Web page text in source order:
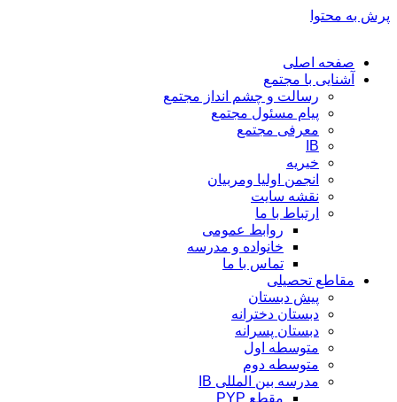
پرش به محتوا
صفحه اصلی
آشنایی با مجتمع
رسالت و چشم انداز مجتمع
پیام مسئول مجتمع
معرفی مجتمع
IB
خیریه
انجمن اولیا ومربیان
نقشه سایت
ارتباط با ما
روابط عمومی
خانواده و مدرسه
تماس با ما
مقاطع تحصیلی
پیش دبستان
دبستان دخترانه
دبستان پسرانه
متوسطه اول
متوسطه دوم
مدرسه بین المللی IB
مقطع PYP